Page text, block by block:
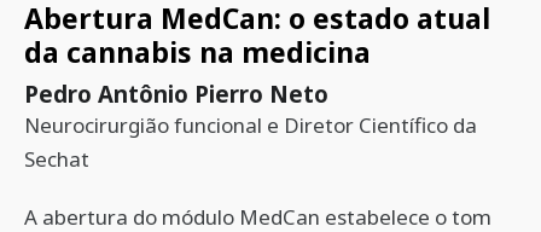
Abertura MedCan: o estado atual
da cannabis na medicina
Pedro Antônio Pierro Neto
Neurocirurgião funcional e Diretor Científico da
Sechat
A abertura do módulo MedCan estabelece o tom